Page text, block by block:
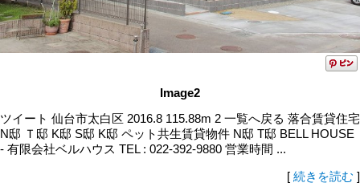
Image2
ツイート 仙台市太白区 2016.8 115.88m 2 一覧へ戻る 落合賃貸住宅
N邸 Ｔ邸 K邸 S邸 K邸 ペット共生賃貸物件 N邸 T邸 BELL HOUSE
- 有限会社ベルハウス TEL : 022-392-9880 営業時間 ...
[ 続きを読む ]